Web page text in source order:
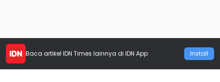
Baca artikel IDN Times lainnya di IDN App Install